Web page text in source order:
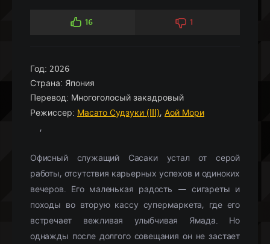
16 1
Год: 2026
Страна: Япония
Перевод: Многоголосый закадровый
Режиссер: Масато Судзуки (III), Аой Мори
,
Офисный служащий Сасаки устал от серой
работы, отсутствия карьерных успехов и одиноких
вечеров. Его маленькая радость — сигареты и
походы во вторую кассу супермаркета, где его
встречает вежливая улыбчивая Ямада. Но
однажды после долгого совещания он не застает